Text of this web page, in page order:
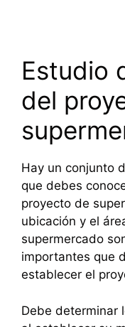
Estudio
del
Hay un conjunto
que debes
proyecto de
ubicación y el
supermercado
importantes que
establecer el
Debe determinar